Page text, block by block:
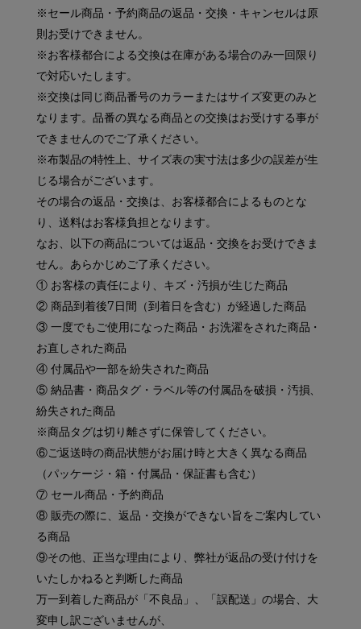
※セール商品・予約商品の返品・交換・キャンセルは原
則お受けできません。
※お客様都合による交換は在庫がある場合のみ一回限り
で対応いたします。
※交換は同じ商品番号のカラーまたはサイズ変更のみと
なります。品番の異なる商品との交換はお受けする事が
できませんのでご了承ください。
※布製品の特性上、サイズ表の実寸法は多少の誤差が生
じる場合がございます。
その場合の返品・交換は、お客様都合によるものとな
り、送料はお客様負担となります。
なお、以下の商品については返品・交換をお受けできま
せん。あらかじめご了承ください。
① お客様の責任により、キズ・汚損が生じた商品
② 商品到着後7日間（到着日を含む）が経過した商品
③ 一度でもご使用になった商品・お洗濯をされた商品・
お直しされた商品
④ 付属品や一部を紛失された商品
⑤ 納品書・商品タグ・ラベル等の付属品を破損・汚損、
紛失された商品
※商品タグは切り離さずに保管してください。
⑥ご返送時の商品状態がお届け時と大きく異なる商品
（パッケージ・箱・付属品・保証書も含む）
⑦ セール商品・予約商品
⑧ 販売の際に、返品・交換ができない旨をご案内してい
る商品
⑨その他、正当な理由により、弊社が返品の受け付けを
いたしかねると判断した商品
万一到着した商品が「不良品」、「誤配送」の場合、大
変申し訳ございませんが、